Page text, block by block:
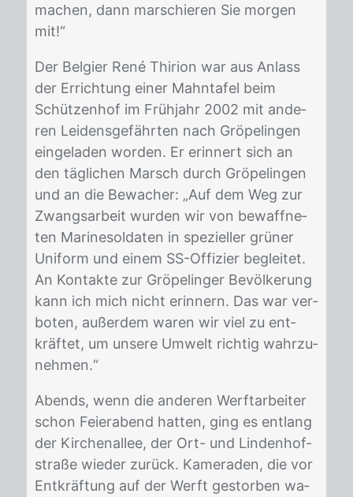
ma­chen, dann mar­schie­ren Sie mor­gen
mit!“
Der Bel­gi­er René Thi­ri­on war aus An­lass
der Er­rich­tung ei­ner Mahn­ta­fel beim
Schüt­zen­hof im Früh­jahr 2002 mit an­de­
ren Lei­dens­ge­fähr­ten nach Grö­pe­lin­gen
ein­ge­la­den wor­den. Er er­in­nert sich an
den täg­li­chen Marsch durch Grö­pe­lin­gen
und an die Be­wa­cher: „Auf dem Weg zur
Zwangs­ar­beit wur­den wir von be­waff­ne­
ten Ma­ri­ne­sol­da­ten in spe­zi­el­ler grü­ner
Uni­form und ei­nem SS-Of­fi­zier be­glei­tet.
An Kon­tak­te zur Grö­pe­lin­ger Be­völ­ke­rung
kann ich mich nicht er­in­nern. Das war ver­
bo­ten, au­ßer­dem wa­ren wir viel zu ent­
kräf­tet, um un­se­re Um­welt rich­tig wahr­zu­
neh­men.“
Abends, wenn die an­de­ren Werft­ar­bei­ter
schon Fei­er­abend hat­ten, ging es ent­lang
der Kir­chen­al­lee, der Ort- und Lin­den­hof­
stra­ße wie­der zu­rück. Ka­me­ra­den, die vor
Ent­kräf­tung auf der Werft ge­stor­ben wa­